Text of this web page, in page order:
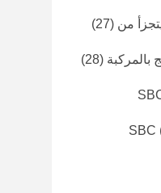
من (27)
بالمركبة (28)